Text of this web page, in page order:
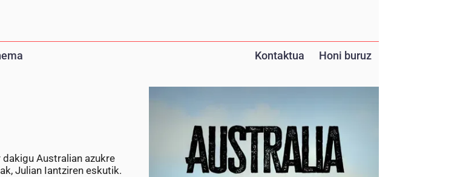
Kontaktua Honi buruz
Australian azukre
Julian Iantziren eskutik.